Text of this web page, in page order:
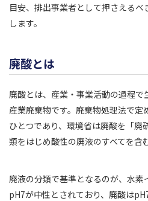
目安、排出事業者として押さえる
します。
廃酸とは
廃酸とは、産業・事業活動の過程
産業廃棄物です。廃棄物処理法で定
ひとつであり、環境省は廃酸を「
類をはじめ酸性の廃液のすべてを含
廃液の分類で基準となるのが、水素
pH7が中性とされており、廃酸は